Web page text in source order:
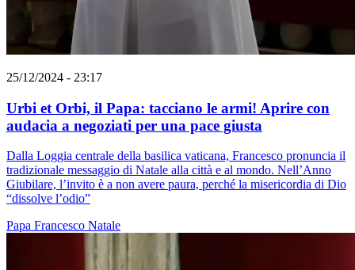
25/12/2024 - 23:17
Urbi et Orbi, il Papa: tacciano le armi! Aprire con
audacia a negoziati per una pace giusta
Dalla Loggia centrale della basilica vaticana, Francesco pronuncia il
tradizionale messaggio di Natale alla città e al mondo. Nell’Anno
Giubilare, l’invito è a non avere paura, perché la misericordia di Dio
“dissolve l’odio”
Papa Francesco Natale